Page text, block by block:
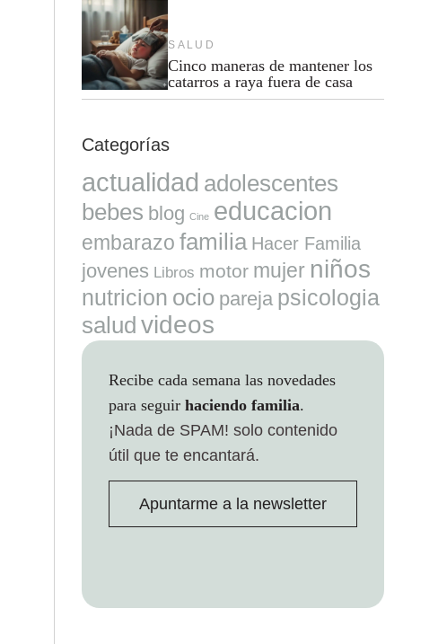
SALUD
Cinco maneras de mantener los
catarros a raya fuera de casa
Categorías
actualidad adolescentes
bebes blog Cine educacion
embarazo familia Hacer Familia
jovenes Libros motor mujer niños
nutricion ocio pareja psicologia
salud videos
Recibe cada semana las novedades
para seguir haciendo familia.
¡Nada de SPAM! solo contenido
útil que te encantará.
Apuntarme a la newsletter